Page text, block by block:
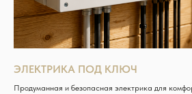
ЭЛЕКТРИКА ПОД КЛЮЧ
Продуманная и безопасная электрика для